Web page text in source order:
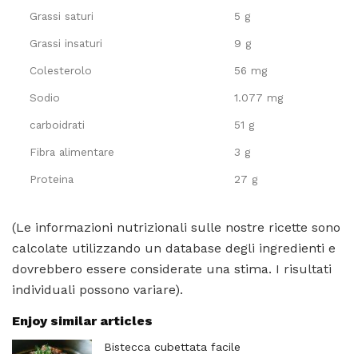
Grassi saturi 5 g
Grassi insaturi 9 g
Colesterolo 56 mg
Sodio 1.077 mg
carboidrati 51 g
Fibra alimentare 3 g
Proteina 27 g
(Le informazioni nutrizionali sulle nostre ricette sono
calcolate utilizzando un database degli ingredienti e
dovrebbero essere considerate una stima. I risultati
individuali possono variare).
Enjoy similar articles
Bistecca cubettata facile